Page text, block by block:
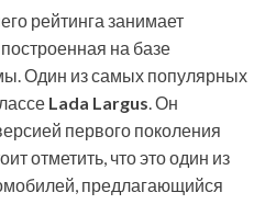
рейтинга занимает
на базе
Один из самых популярных
Lada Largus. Он
первого поколения
отметить, что это один из
предлагающийся